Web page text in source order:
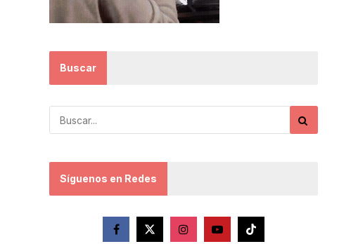
Buscar
Síguenos en Redes